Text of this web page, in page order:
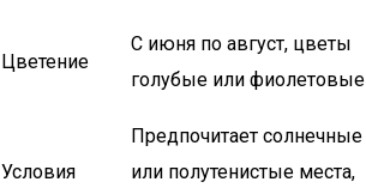
Цветение
С июня по август, цветы
голубые или фиолетовые
Условия
Предпочитает солнечные
или полутенистые места,